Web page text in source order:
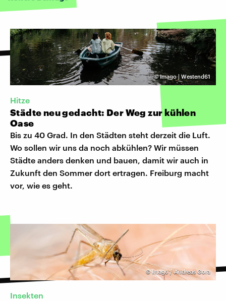
©Imago | Westend61
Hitze
Städte neu gedacht: Der Weg zur kühlen
Oase
Bis zu 40 Grad. In den Städten steht derzeit die Luft.
Wo sollen wir uns da noch abkühlen? Wir müssen
Städte anders denken und bauen, damit wir auch in
Zukunft den Sommer dort ertragen. Freiburg macht
vor, wie es geht.
©Imago / Andreas Gora
Insekten